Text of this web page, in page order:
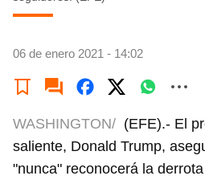
06 de enero 2021 - 14:02
WASHINGTON/ (EFE).- El
saliente, Donald Trump,
"nunca" reconocerá la